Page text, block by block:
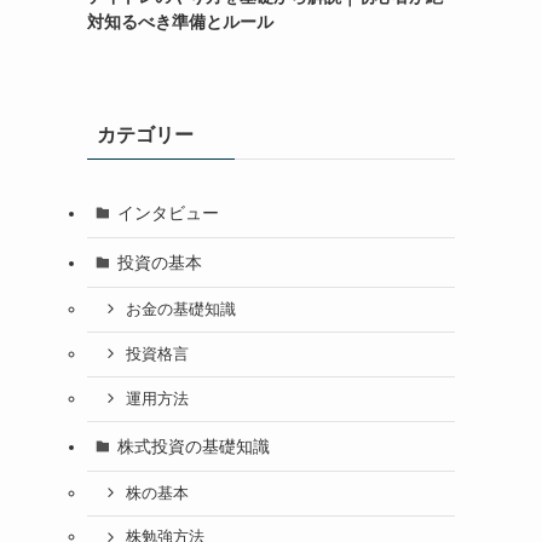
対知るべき準備とルール
カテゴリー
インタビュー
投資の基本
お金の基礎知識
投資格言
運用方法
株式投資の基礎知識
株の基本
株勉強方法